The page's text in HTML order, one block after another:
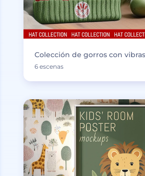
Colección de gorros con
6 escenas